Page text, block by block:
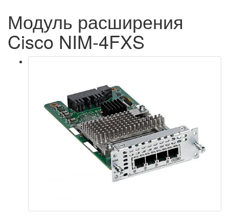
Модуль расширения
Cisco NIM-4FXS